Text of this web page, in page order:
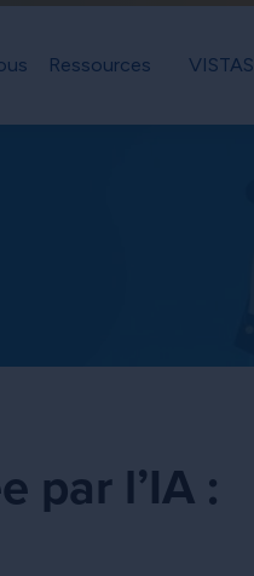
Ressources VISTAS
par l’IA :